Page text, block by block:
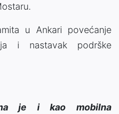
u Ankari povećanje
i nastavak podrške
je i kao mobilna